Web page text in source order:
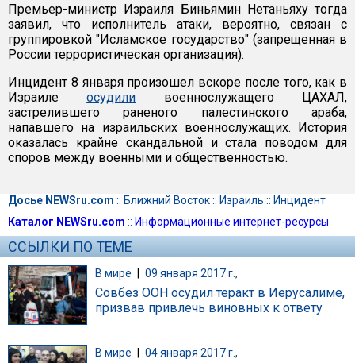
Премьер-министр Израиля Биньямин Нетаньяху тогда
заявил, что исполнитель атаки, вероятно, связан с
группировкой "Исламское государство" (запрещенная в
России террористическая организация).
Инцидент 8 января произошел вскоре после того, как в
Израилеосудили военнослужащего ЦАХАЛ,
застрелившего раненого палестинского араба,
напавшего на израильских военнослужащих. История
оказалась крайне скандальной и стала поводом для
споров между военными и общественностью.
Досье NEWSru.com :: Ближний Восток:: Израиль :: Инцидент
Каталог NEWSru.com :: Информационные интернет-ресурсы
ССЫЛКИ ПО ТЕМЕ
В мире | 09 января 2017 г.,
Совбез ООН осудил теракт в Иерусалиме,
призвав привлечь виновных к ответу
В мире 04 января 2017 г.,